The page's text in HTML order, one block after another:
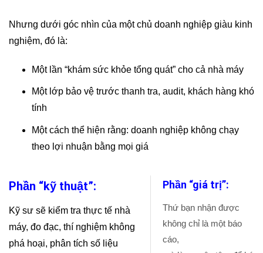
Nhưng dưới góc nhìn của một chủ doanh nghiệp giàu kinh
nghiệm, đó là:
Một lần “khám sức khỏe tổng quát” cho cả nhà máy
Một lớp bảo vệ trước thanh tra, audit, khách hàng khó
tính
Một cách thể hiện rằng: doanh nghiệp không chạy
theo lợi nhuận bằng mọi giá
Phần “kỹ thuật”:
Kỹ sư sẽ kiểm tra thực tế nhà
máy, đo đạc, thí nghiệm không
phá hoại, phân tích số liệu
Phần “giá trị”:
Thứ bạn nhận được
không chỉ là một báo
cáo,